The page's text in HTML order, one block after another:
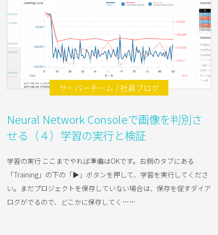
2018.02.22
サーバーチーム / 社員ブログ
Neural Network Consoleで画像を判別さ
せる（４）学習の実行と検証
学習の実行 ここまでやれば準備はOKです。右側のタブにある
「Training」の下の「▶」ボタンを押して、学習を実行してくださ
い。まだプロジェクトを保存していない場合は、保存を促すダイア
ログがでるので、どこかに保存してく……